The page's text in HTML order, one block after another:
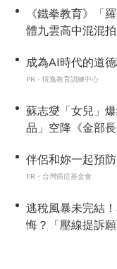
《鐵拳教育》「
體九雲高中混混
成為AI時代的道
PR・恆逸教育訓練中心
蘇志燮「女兒」
品」空降《金部
伴侶和妳一起預
PR・台灣癌症基金會
逃稅風暴未完結
悔？「壓線提訴